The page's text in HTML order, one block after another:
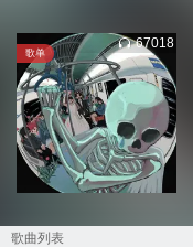
歌单
67018
歌曲列表